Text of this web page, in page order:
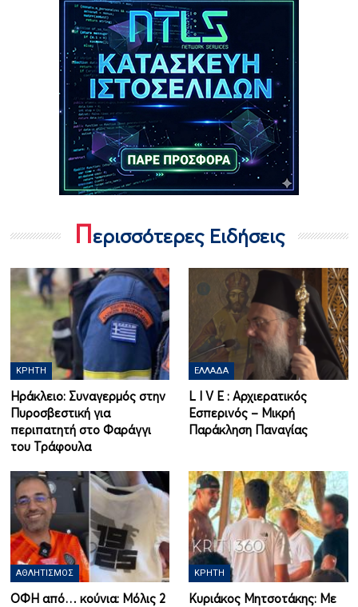
Περισσότερες Ειδήσεις
ΚΡΉΤΗ
Ηράκλειο: Συναγερμός στην
Πυροσβεστική για
περιπατητή στο Φαράγγι
του Τράφουλα
ΕΛΛΆΔΑ
L I V Ε : Αρχιερατικός
Εσπερινός – Μικρή
Παράκληση Παναγίας
ΑΘΛΗΤΙΣΜΌΣ
ΟΦΗ από… κούνια: Μόλις 2
ΚΡΉΤΗ
Κυριάκος Μητσοτάκης: Με